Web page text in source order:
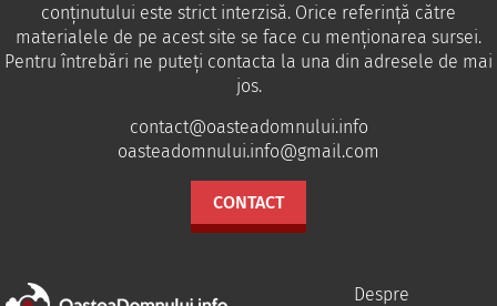
conținutului este strict interzisă. Orice referință către
materialele de pe acest site se face cu menționarea sursei.
Pentru întrebări ne puteţi contacta la una din adresele de mai
jos.
contact@oasteadomnului.info
oasteadomnului.info@gmail.com
CONTACT
Despre